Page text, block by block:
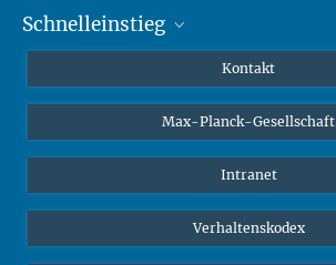
Mastodon
Schnelleinstieg
Schüler*innen
Öffentlichkeit
Alumnae | Alumni
Kontakt
Max-Planck-Gesellschaft
Intranet
Verhaltenskodex